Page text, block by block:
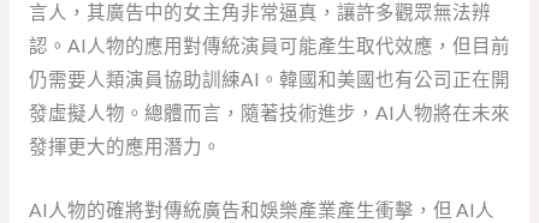
言人，其廣告中的女主角非常逼真，讓許多觀眾無法辨
認。AI人物的應用對傳統演員可能產生取代效應，但目前
仍需要人類演員協助訓練AI。韓國和美國也有公司正在開
發虛擬人物。總體而言，隨著技術進步，AI人物將在未來
發揮更大的應用潛力。
AI人物的確將對傳統廣告和娛樂產業產生衝擊，但 AI人